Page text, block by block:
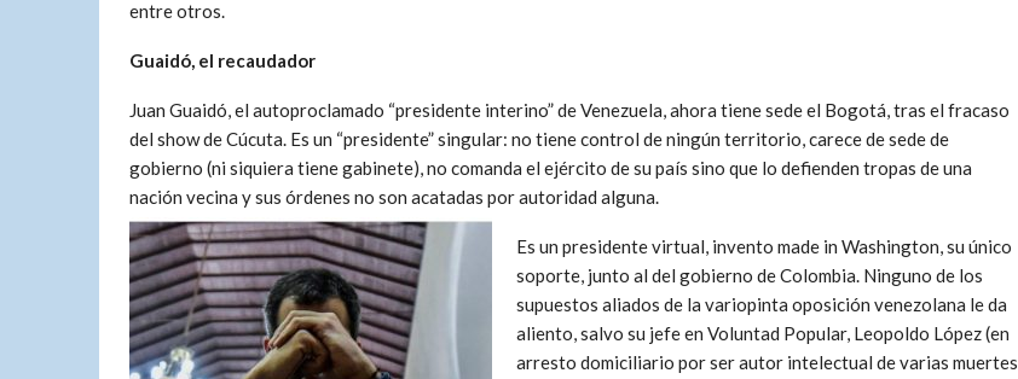
entre otros.
Guaidó, el recaudador
Juan Guaidó, el autoproclamado “presidente interino” de Venezuela, ahora tiene sede el Bogotá, tras el fracaso
del show de Cúcuta. Es un “presidente” singular: no tiene control de ningún territorio, carece de sede de
gobierno (ni siquiera tiene gabinete), no comanda el ejército de su país sino que lo defienden tropas de una
nación vecina y sus órdenes no son acatadas por autoridad alguna.
Es un presidente virtual, invento made in Washington, su único
soporte, junto al del gobierno de Colombia. Ninguno de los
supuestos aliados de la variopinta oposición venezolana le da
aliento, salvo su jefe en Voluntad Popular, Leopoldo López (en
arresto domiciliario por ser autor intelectual de varias muertes